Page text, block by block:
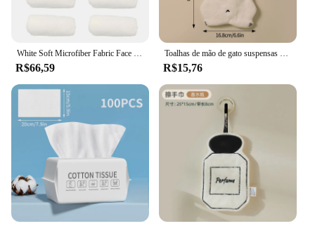
White Soft Microfiber Fabric Face Toalha, Toalha de limpeza multifuncional portátil, Panos de lavagem, Toalhas de mão, Toalha de banho do hotel, 10 pcs
R$66,59
Toalhas de mão de gato suspensas criativas, Pano de cozinha, Absorção de água, Toalha De Banho, Pano De Veludo Coral, Ferramentas De Limpeza Doméstica
R$15,76